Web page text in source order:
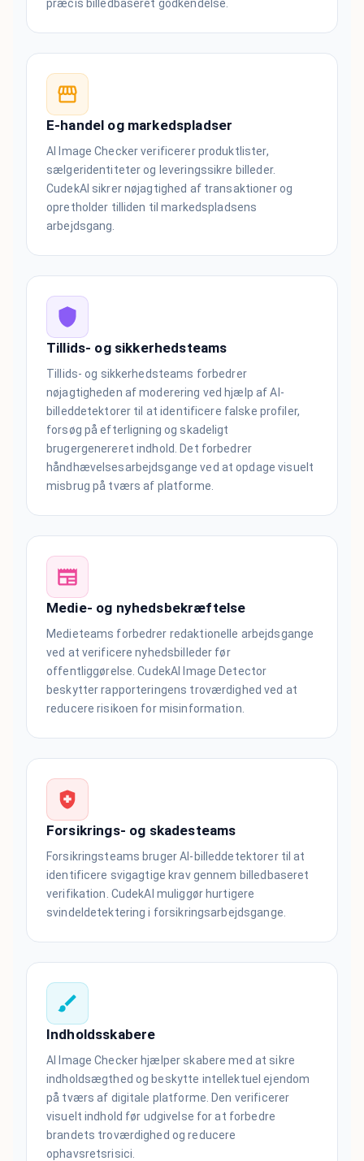
præcis billedbaseret godkendelse.
E-handel og markedspladser
AI Image Checker verificerer produktlister,
sælgeridentiteter og leveringssikre billeder.
CudekAI sikrer nøjagtighed af transaktioner og
opretholder tilliden til markedspladsens
arbejdsgang.
Tillids- og sikkerhedsteams
Tillids- og sikkerhedsteams forbedrer
nøjagtigheden af moderering ved hjælp af AI-
billeddetektorer til at identificere falske profiler,
forsøg på efterligning og skadeligt
brugergenereret indhold. Det forbedrer
håndhævelsesarbejdsgange ved at opdage visuelt
misbrug på tværs af platforme.
Medie- og nyhedsbekræftelse
Medieteams forbedrer redaktionelle arbejdsgange
ved at verificere nyhedsbilleder før
offentliggørelse. CudekAI Image Detector
beskytter rapporteringens troværdighed ved at
reducere risikoen for misinformation.
Forsikrings- og skadesteams
Forsikringsteams bruger AI-billeddetektorer til at
identificere svigagtige krav gennem billedbaseret
verifikation. CudekAI muliggør hurtigere
svindeldetektering i forsikringsarbejdsgange.
Indholdsskabere
AI Image Checker hjælper skabere med at sikre
indholdsægthed og beskytte intellektuel ejendom
på tværs af digitale platforme. Den verificerer
visuelt indhold før udgivelse for at forbedre
brandets troværdighed og reducere
ophavsretsrisici.